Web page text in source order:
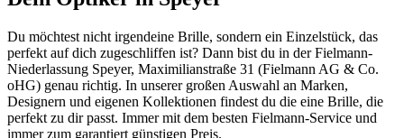
Du möchtest nicht irgendeine Brille, sondern ein Einzelstück, das
perfekt auf dich zugeschliffen ist? Dann bist du in der Fielmann-
Niederlassung Speyer, Maximilianstraße 31 (Fielmann AG & Co.
oHG) genau richtig. In unserer großen Auswahl an Marken,
Designern und eigenen Kollektionen findest du die eine Brille, die
perfekt zu dir passt. Immer mit dem besten Fielmann-Service und
immer zum garantiert günstigen Preis.